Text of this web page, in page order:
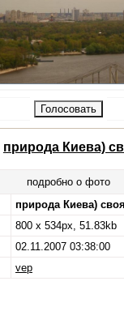
природа Киева)
подробно о фото
природа Киева)
800 x 534px, 51.83kb
02.11.2007 03:38:00
vep